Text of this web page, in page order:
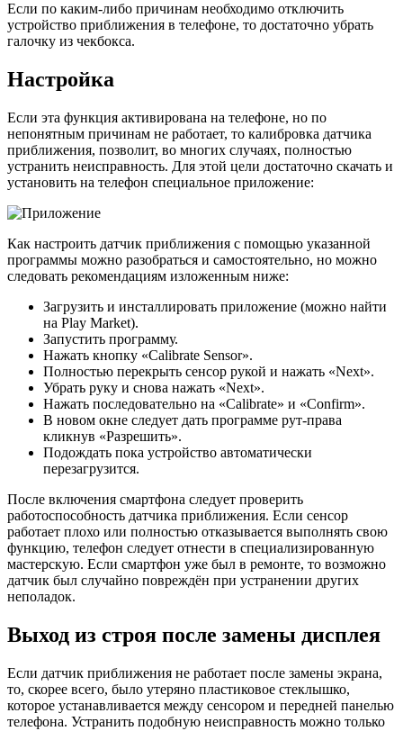
Если по каким-либо причинам необходимо отключить
устройство приближения в телефоне, то достаточно убрать
галочку из чекбокса.
Настройка
Если эта функция активирована на телефоне, но по
непонятным причинам не работает, то калибровка датчика
приближения, позволит, во многих случаях, полностью
устранить неисправность. Для этой цели достаточно скачать и
установить на телефон специальное приложение:
Как настроить датчик приближения с помощью указанной
программы можно разобраться и самостоятельно, но можно
следовать рекомендациям изложенным ниже:
Загрузить и инсталлировать приложение (можно найти
на Play Market).
Запустить программу.
Нажать кнопку «Calibrate Sensor».
Полностью перекрыть сенсор рукой и нажать «Next».
Убрать руку и снова нажать «Next».
Нажать последовательно на «Calibrate» и «Confirm».
В новом окне следует дать программе рут-права
кликнув «Разрешить».
Подождать пока устройство автоматически
перезагрузится.
После включения смартфона следует проверить
работоспособность датчика приближения. Если сенсор
работает плохо или полностью отказывается выполнять свою
функцию, телефон следует отнести в специализированную
мастерскую. Если смартфон уже был в ремонте, то возможно
датчик был случайно повреждён при устранении других
неполадок.
Выход из строя после замены дисплея
Если датчик приближения не работает после замены экрана,
то, скорее всего, было утеряно пластиковое стеклышко,
которое устанавливается между сенсором и передней панелью
телефона. Устранить подобную неисправность можно только